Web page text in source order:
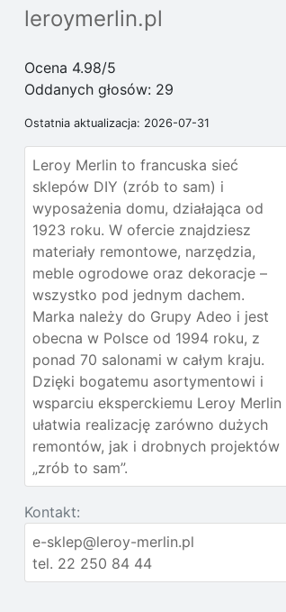
leroymerlin.pl
Ocena 4.98/5
Oddanych głosów: 29
Ostatnia aktualizacja: 2026-07-31
Leroy Merlin to francuska sieć
sklepów DIY (zrób to sam) i
wyposażenia domu, działająca od
1923 roku. W ofercie znajdziesz
materiały remontowe, narzędzia,
meble ogrodowe oraz dekoracje –
wszystko pod jednym dachem.
Marka należy do Grupy Adeo i jest
obecna w Polsce od 1994 roku, z
ponad 70 salonami w całym kraju.
Dzięki bogatemu asortymentowi i
wsparciu eksperckiemu Leroy Merlin
ułatwia realizację zarówno dużych
remontów, jak i drobnych projektów
„zrób to sam”.
Kontakt:
e-sklep@leroy-merlin.pl
tel. 22 250 84 44